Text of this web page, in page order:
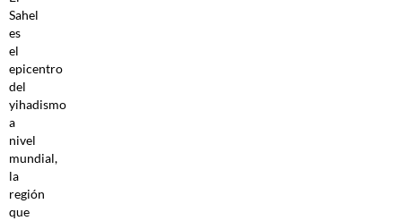
Sahel
es
el
epicentro
del
yihadismo
a
nivel
mundial,
la
región
que